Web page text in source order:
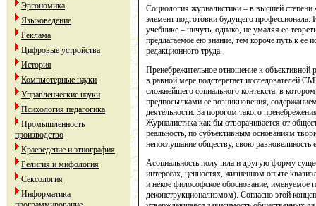
Эргономика
Языковедение
Реклама
Цифровые устройства
История
Компьютерные науки
Управленческие науки
Психология педагогика
Промышленность
производство
Краеведение и этнография
Религия и мифология
Сексология
Информатика
Социология журналистики – в высшей степени
элемент подготовки будущего
учебнике – ничуть, однако, не умаляя ее
предлагаемое ею знание, тем короче путь к ее
редакционного труда.
Пренебрежительное отношение к объективной
в равной мере подстерегает исследователей
сложнейшего социального контекста, в
предпосылками ее возникновения,
деятельности. За порогом такого
Журналистика как бы отворачивается от
реальность, по субъективным основаниям
непослушание обществу, свою равновеликость
Асоциальность получила и другую форму
интересах, ценностях, жизненном опыте
и некое философское обоснование, именуемое
деконструкционализмом). Согласно этой